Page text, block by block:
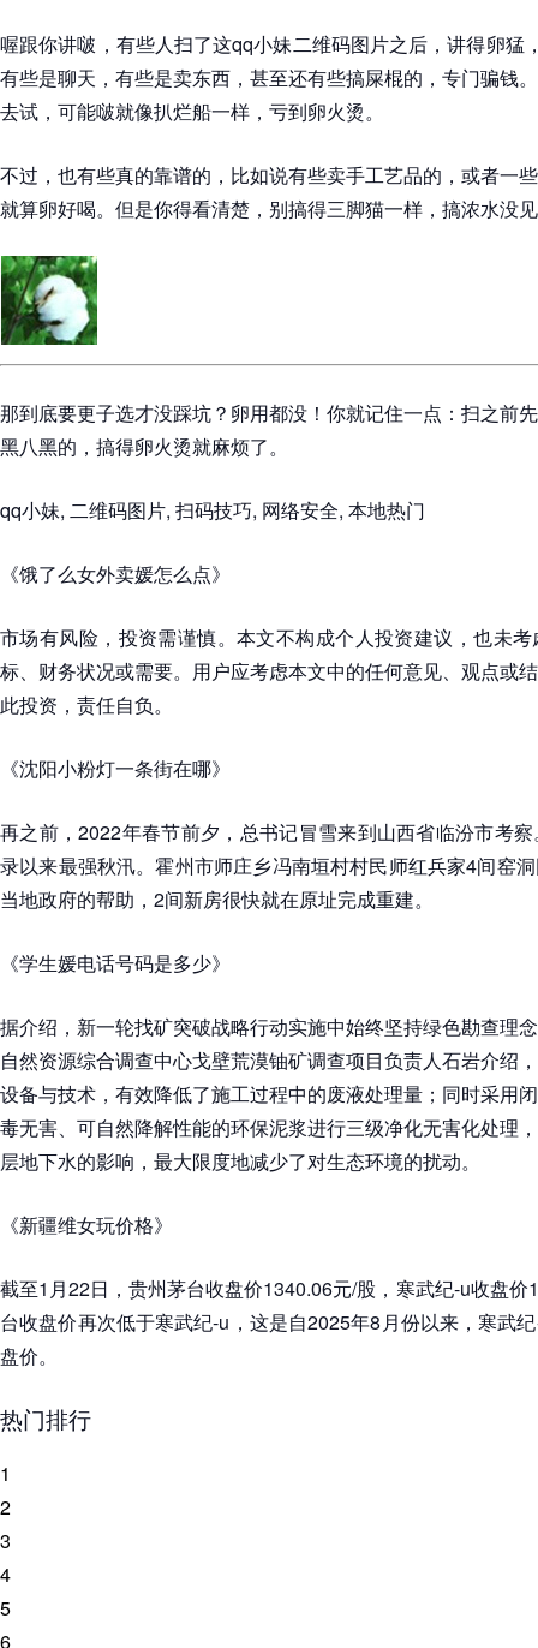
喔跟你讲啵，有些人扫了这qq小妹二维码图片之后，讲得卵猛
有些是聊天，有些是卖东西，甚至还有些搞屎棍的，专门骗钱
去试，可能啵就像扒烂船一样，亏到卵火烫。
不过，也有些真的靠谱的，比如说有些卖手工艺品的，或者一
就算卵好喝。但是你得看清楚，别搞得三脚猫一样，搞浓水没
那到底要更子选才没踩坑？卵用都没！你就记住一点：扫之前
黑八黑的，搞得卵火烫就麻烦了。
qq小妹, 二维码图片, 扫码技巧, 网络安全, 本地热门
《饿了么女外卖媛怎么点》
市场有风险，投资需谨慎。本文不构成个人投资建议，也未
标、财务状况或需要。用户应考虑本文中的任何意见、观点或
此投资，责任自负。
《沈阳小粉灯一条街在哪》
再之前，2022年春节前夕，总书记冒雪来到山西省临汾市考
录以来最强秋汛。霍州市师庄乡冯南垣村村民师红兵家4间窑
当地政府的帮助，2间新房很快就在原址完成重建。
《学生媛电话号码是多少》
据介绍，新一轮找矿突破战略行动实施中始终坚持绿色勘查理
自然资源综合调查中心戈壁荒漠铀矿调查项目负责人石岩介绍
设备与技术，有效降低了施工过程中的废液处理量；同时采用
毒无害、可自然降解性能的环保泥浆进行三级净化无害化处理
层地下水的影响，最大限度地减少了对生态环境的扰动。
《新疆维女玩价格》
截至1月22日，贵州茅台收盘价1340.06元/股，寒武纪-u收盘
台收盘价再次低于寒武纪-u，这是自2025年8月份以来，寒武
盘价。
热门排行
1
2
3
4
5
6